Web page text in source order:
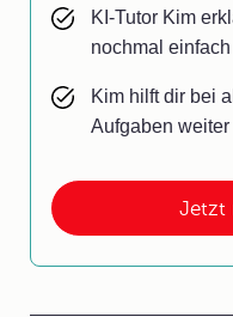
Jetzt
KI-Tutor Kim
nochmal
Kim hilft dir bei
Aufgaben weiter